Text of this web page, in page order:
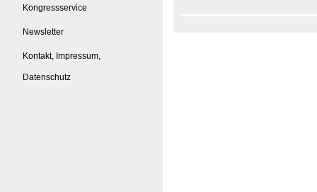
Kongressservice
Newsletter
Kontakt, Impressum,
Datenschutz